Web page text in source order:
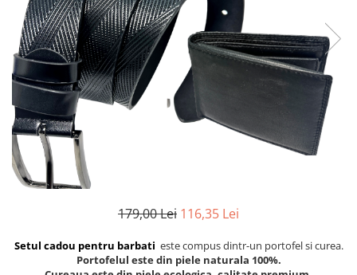
Cadouri barbati
Seturi cadou barbati
Seturi cadou barbati portofel si curea
Ceasuri pentru EL
Cadouri craciun barbati
Cadouri personalizate barbati
Cadouri copii
Caciuli copii
Cadouri craciun copii
Etichete scolare
Sepci personalizate
Bannere personalizate scoli si gradinite
Caserole personalizate sandwich
Saculeti personalizati
Sticla de apa personalizata
Agende si caiete personalizate
179,00 Lei 116,35 Lei
Setul cadou pentru barbati este compus dintr-un portofel si curea.
Portofelul este din piele naturala 100%.